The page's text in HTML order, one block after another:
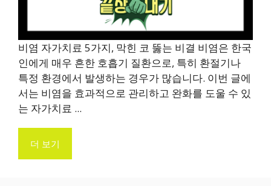
비염 자가치료 5가지, 막힌 코 뚫는 비결 비염은 한국
인에게 매우 흔한 호흡기 질환으로, 특히 환절기나
특정 환경에서 발생하는 경우가 많습니다. 이번 글에
서는 비염을 효과적으로 관리하고 완화를 도울 수 있
는 자가치료 ...
더 보기